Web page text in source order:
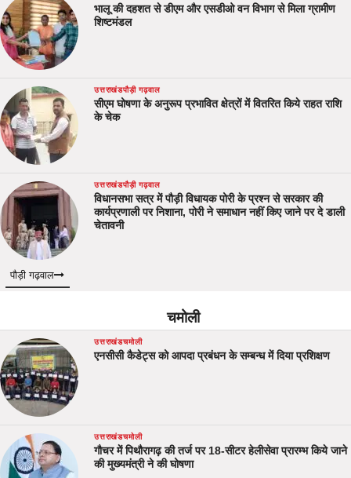
भालू की दहशत से डीएम और एसडीओ वन विभाग से मिला ग्रामीण
शिष्टमंडल
उत्तराखंडपौड़ी गढ़वाल
सीएम घोषणा के अनुरूप प्रभावित क्षेत्रों में वितरित किये राहत राशि
के चेक
उत्तराखंडपौड़ी गढ़वाल
विधानसभा सत्र में पौड़ी विधायक पोरी के प्रश्न से सरकार की
कार्यप्रणाली पर निशाना, पोरी ने समाधान नहीं किए जाने पर दे डाली
चेतावनी
पौड़ी गढ़वाल
चमोली
उत्तराखंडचमोली
एनसीसी कैडेट्स को आपदा प्रबंधन के सम्बन्ध में दिया प्रशिक्षण
उत्तराखंडचमोली
गौचर में पिथौरागढ़ की तर्ज पर 18-सीटर हेलीसेवा प्रारम्भ किये जाने
की मुख्यमंत्री ने की घोषणा